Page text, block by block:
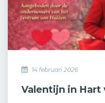
14 februari 2026
Valentijn in Hart